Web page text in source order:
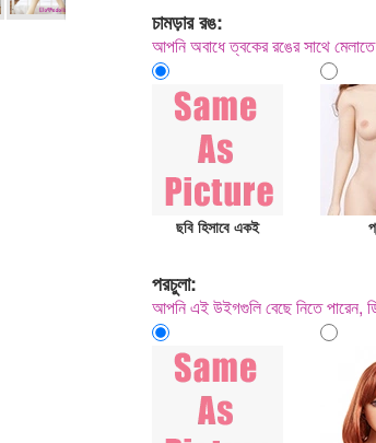
চামড়ার রঙ:
আপনি অবাধে ত্বকের রঙের সাথে
ছবি হিসাবে একই
পরচুলা:
আপনি এই উইগগুলি বেছে নিতে পারেন,